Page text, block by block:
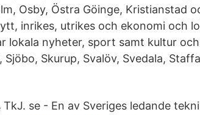
Osby, Östra Göinge, Kristianstad
inrikes, utrikes och ekonomi och
lokala nyheter, sport samt kultur
Sjöbo, Skurup, Svalöv, Svedala,
TkJ. se - En av Sveriges ledande